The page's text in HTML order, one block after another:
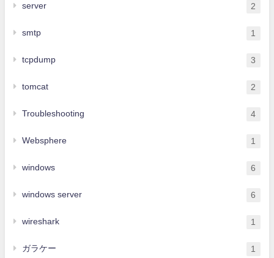
server 2
smtp 1
tcpdump 3
tomcat 2
Troubleshooting 4
Websphere 1
windows 6
windows server 6
wireshark 1
ガラケー 1